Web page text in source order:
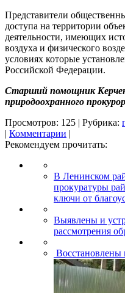
Представители
доступа на территории
деятельности, имеющих
воздуха и физического
условиях которые
Российской Федерации.
Старший помощник
природоохранного
Просмотров: 125 | Рубрика:
| Комментарии |
Рекомендуем прочитать:
В Ленинском
прокуратуры
ключи от
Выявлены и
рассмотрения
Восстановлены